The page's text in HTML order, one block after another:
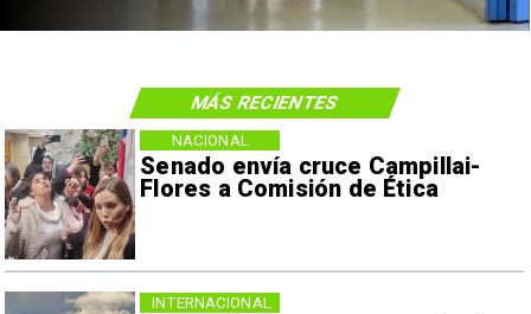
Senado envía cruce Campillai-
Flores a Comisión de Ética
NACIONAL
INTERNACIONAL
MÁS RECIENTES